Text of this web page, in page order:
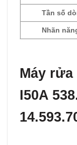
Tần số
Nhãn
Máy rửa
I50A